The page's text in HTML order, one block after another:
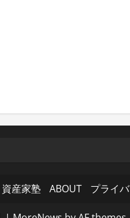
資産家塾 ABOUT プライ